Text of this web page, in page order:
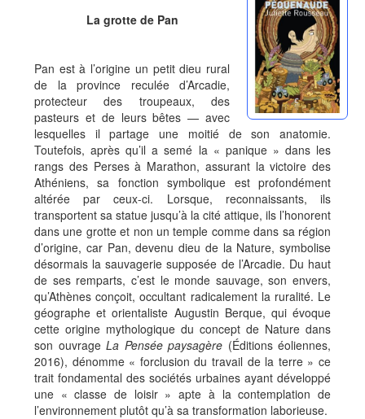
La grotte de Pan
Pan est à l’origine un petit dieu rural
de la province reculée d’Arcadie,
protecteur des troupeaux, des
pasteurs et de leurs bêtes — avec
lesquelles il partage une moitié de son anatomie.
Toutefois, après qu’il a semé la « panique » dans les
rangs des Perses à Marathon, assurant la victoire des
Athéniens, sa fonction symbolique est profondément
altérée par ceux-ci. Lorsque, reconnaissants, ils
transportent sa statue jusqu’à la cité attique, ils l’honorent
dans une grotte et non un temple comme dans sa région
d’origine, car Pan, devenu dieu de la Nature, symbolise
désormais la sauvagerie supposée de l’Arcadie. Du haut
de ses remparts, c’est le monde sauvage, son envers,
qu’Athènes conçoit, occultant radicalement la ruralité. Le
géographe et orientaliste Augustin Berque, qui évoque
cette origine mythologique du concept de Nature dans
son ouvrage La Pensée paysagère (Éditions éoliennes,
2016), dénomme « forclusion du travail de la terre » ce
trait fondamental des sociétés urbaines ayant développé
une « classe de loisir » apte à la contemplation de
l’environnement plutôt qu’à sa transformation laborieuse.